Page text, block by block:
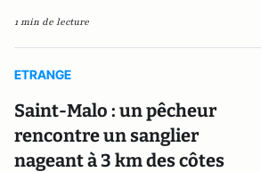
1 min de lecture
ETRANGE
Saint-Malo : un pêcheur
rencontre un sanglier
nageant à 3 km des côtes